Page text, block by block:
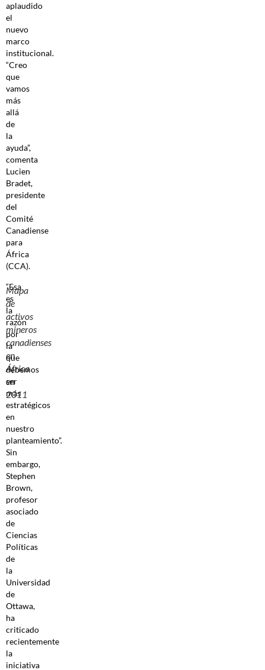
aplaudido
el
nuevo
marco
institucional.
“Creo
que
vamos
más
allá
de
la
ayuda”,
comenta
Lucien
Bradet,
presidente
del
Comité
Canadiense
para
África
(CCA).
Mapa
de
activos
mineros
canadienses
en
África
en
2011
“Esa
es
la
razón
por
la
que
debemos
ser
más
estratégicos
en
nuestro
planteamiento”.
Sin
embargo,
Stephen
Brown,
profesor
asociado
de
Ciencias
Políticas
de
la
Universidad
de
Ottawa,
ha
criticado
recientemente
la
iniciativa